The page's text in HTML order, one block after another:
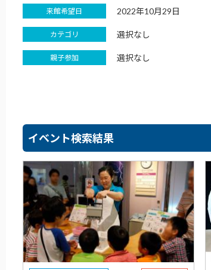
来館希望日 2022年10月29日
カテゴリ 選択なし
親子参加 選択なし
イベント検索結果